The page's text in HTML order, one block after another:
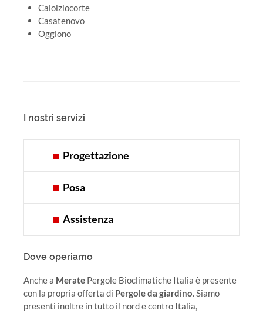
Calolziocorte
Casatenovo
Oggiono
I nostri servizi
Progettazione
Posa
Assistenza
Dove operiamo
Anche a Merate Pergole Bioclimatiche Italia è presente
con la propria offerta di Pergole da giardino. Siamo
presenti inoltre in tutto il nord e centro Italia,